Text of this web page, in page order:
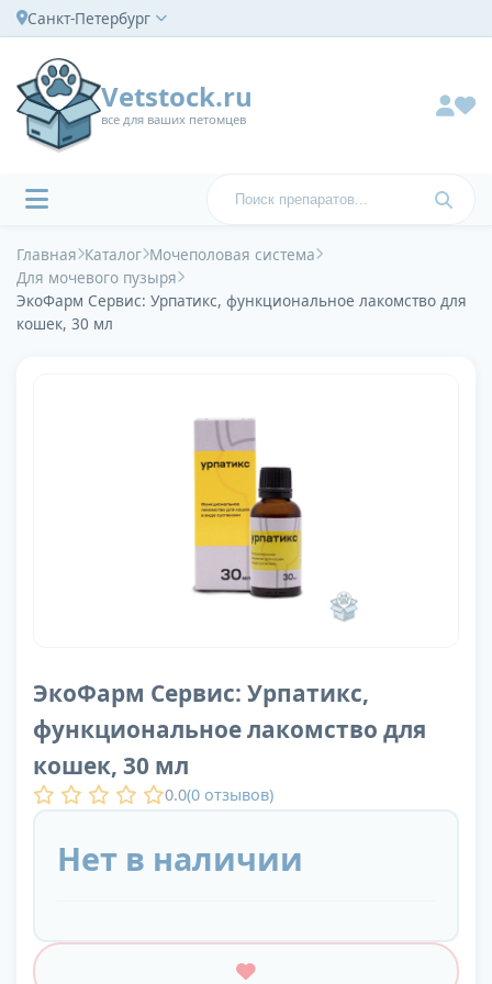
Санкт-Петербург
Vetstock.ru
все для ваших петомцев
Главная Каталог Мочеполовая система
Для мочевого пузыря
ЭкоФарм Сервис: Урпатикс, функциональное лакомство для
кошек, 30 мл
ЭкоФарм Сервис: Урпатикс,
функциональное лакомство для
кошек, 30 мл
0.0(0 отзывов)
Нет в наличии